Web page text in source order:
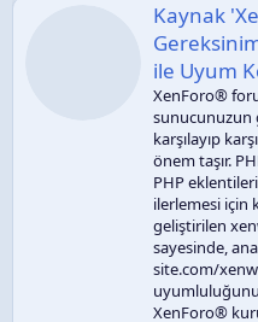
Kaynak
ile Uyum
XenForo®
sunucunuzun
karşılayıp
önem taşır.
PHP
ilerlemesi için
geliştirilen
sayesinde,
site.com/
XenForo®